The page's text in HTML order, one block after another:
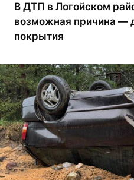
В ДТП в Логойском
возможная причина —
покрытия